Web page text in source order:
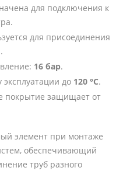
для подключения к
для присоединения
16 бар.
до 120 °C.
покрытие защищает от
элемент при монтаже
обеспечивающий
труб разного